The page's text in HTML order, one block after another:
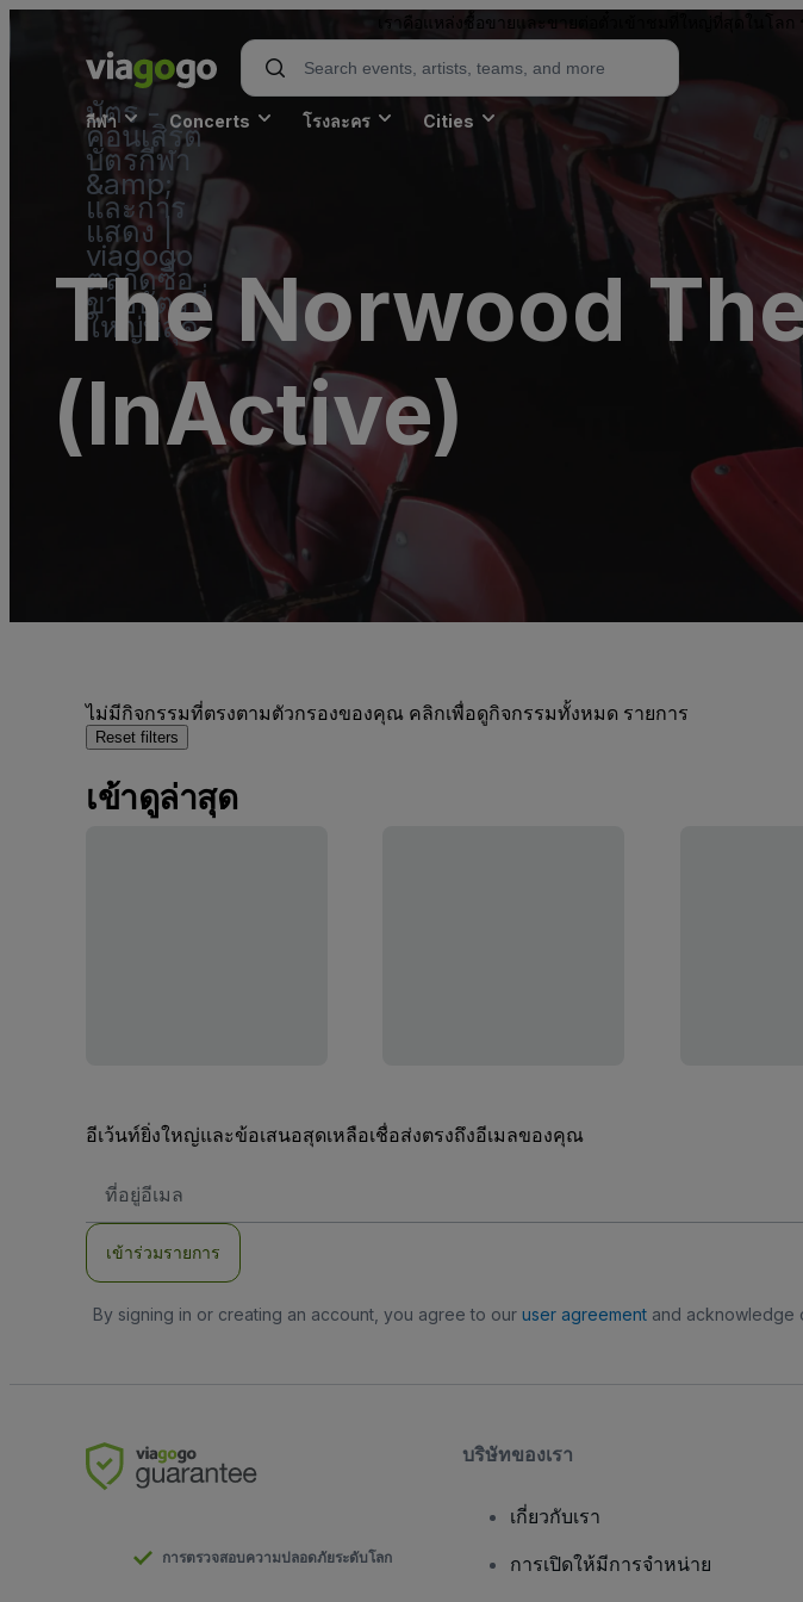
เราคือแหล่งซื้อขายและขายต่อตั๋วเข้าชมที่ใหญ่ที่สุดในโล
บัตร -
คอนเสิร์ต
บัตรกีฬา
&amp;
และการ
แสดง |
viagogo
ตลาดซื้อ
ขายบัตรที่
ใหญ่ที่สุด
กีฬา Concerts โรงละคร Cities
The Norwood
(InActive)
ไม่มีกิจกรรมที่ตรงตามตัวกรองของคุณ คลิกเพื่อดูกิจกรรมทั้งหมด รายการ
Reset filters
เข้าดูล่าสุด
อีเว้นท์ยิ่งใหญ่และข้อเสนอสุดเหลือเชื่อส่งตรงถึงอีเมลของคุณ
อยู่
เข้าร่วมรายการ
By signing in or creating an account, you agree to our user agreementand acknowledge
การตรวจสอบความปลอดภัยระดับโลก
บริษัทของเรา
เกี่ยวกับเรา
การเปิดให้มีการจำหน่าย